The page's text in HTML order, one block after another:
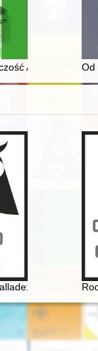
jako przejawy
Aleksandra Od
w Valldemossie
Op. 38 as